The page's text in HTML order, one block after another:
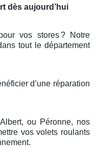
dès aujourd’hui
vos stores ? Notre
tout le département
d’une réparation
ou Péronne, nos
vos volets roulants